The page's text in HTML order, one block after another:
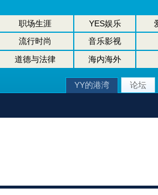
职场生涯 YES娱乐
流行时尚 音乐影视
道德与法律 海内海外
YY的港湾 论坛